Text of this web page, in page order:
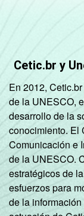
Cetic.br y
En 2012,
de la UNESCO,
desarrollo de la
conocimiento. El
Comunicación e
de la UNESCO.
estratégicos de
esfuerzos para
de la